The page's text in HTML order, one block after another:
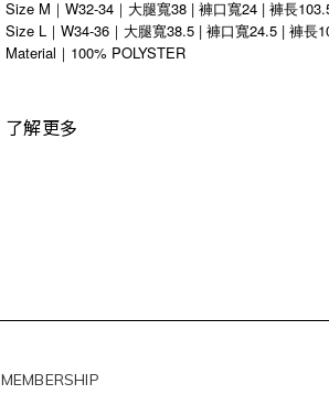
Size M｜W32-34｜大腿寬38 | 褲口寬24 | 褲長
Size L｜W34-36｜大腿寬38.5 | 褲口寬24.5 | 褲長
Material ｜ 100% POLYSTER
了解更多
MEMBERSHIP